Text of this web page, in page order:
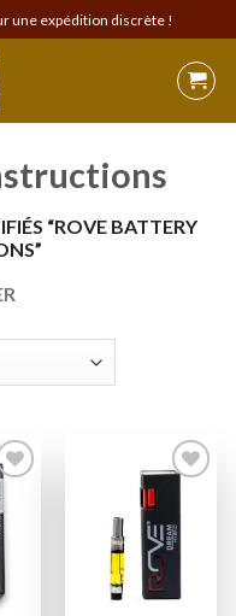
une expédition discrète !
“ROVE BATTERY
to
Add to
wishlist